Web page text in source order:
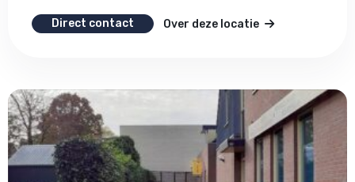
Direct contact Over deze locatie